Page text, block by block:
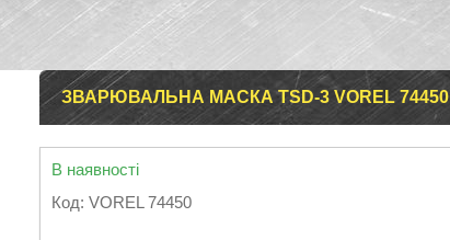
ЗВАРЮВАЛЬНА МАСКА TSD-3 VOREL 74450
В наявності
Код: VOREL 74450